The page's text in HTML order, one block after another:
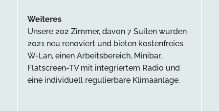
Weiteres
Unsere 202 Zimmer, davon 7 Suiten wurden
2021 neu renoviert und bieten kostenfreies
W-Lan, einen Arbeitsbereich, Minibar,
Flatscreen-TV mit integriertem Radio und
eine individuell regulierbare Klimaanlage.